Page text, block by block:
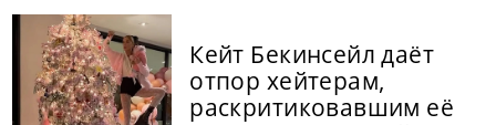
Кейт Бекинсейл даёт
отпор хейтерам,
раскритиковавшим её